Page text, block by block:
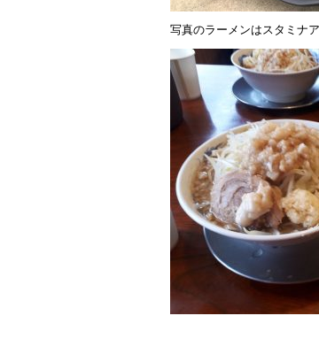
写真のラーメンはスタミナ